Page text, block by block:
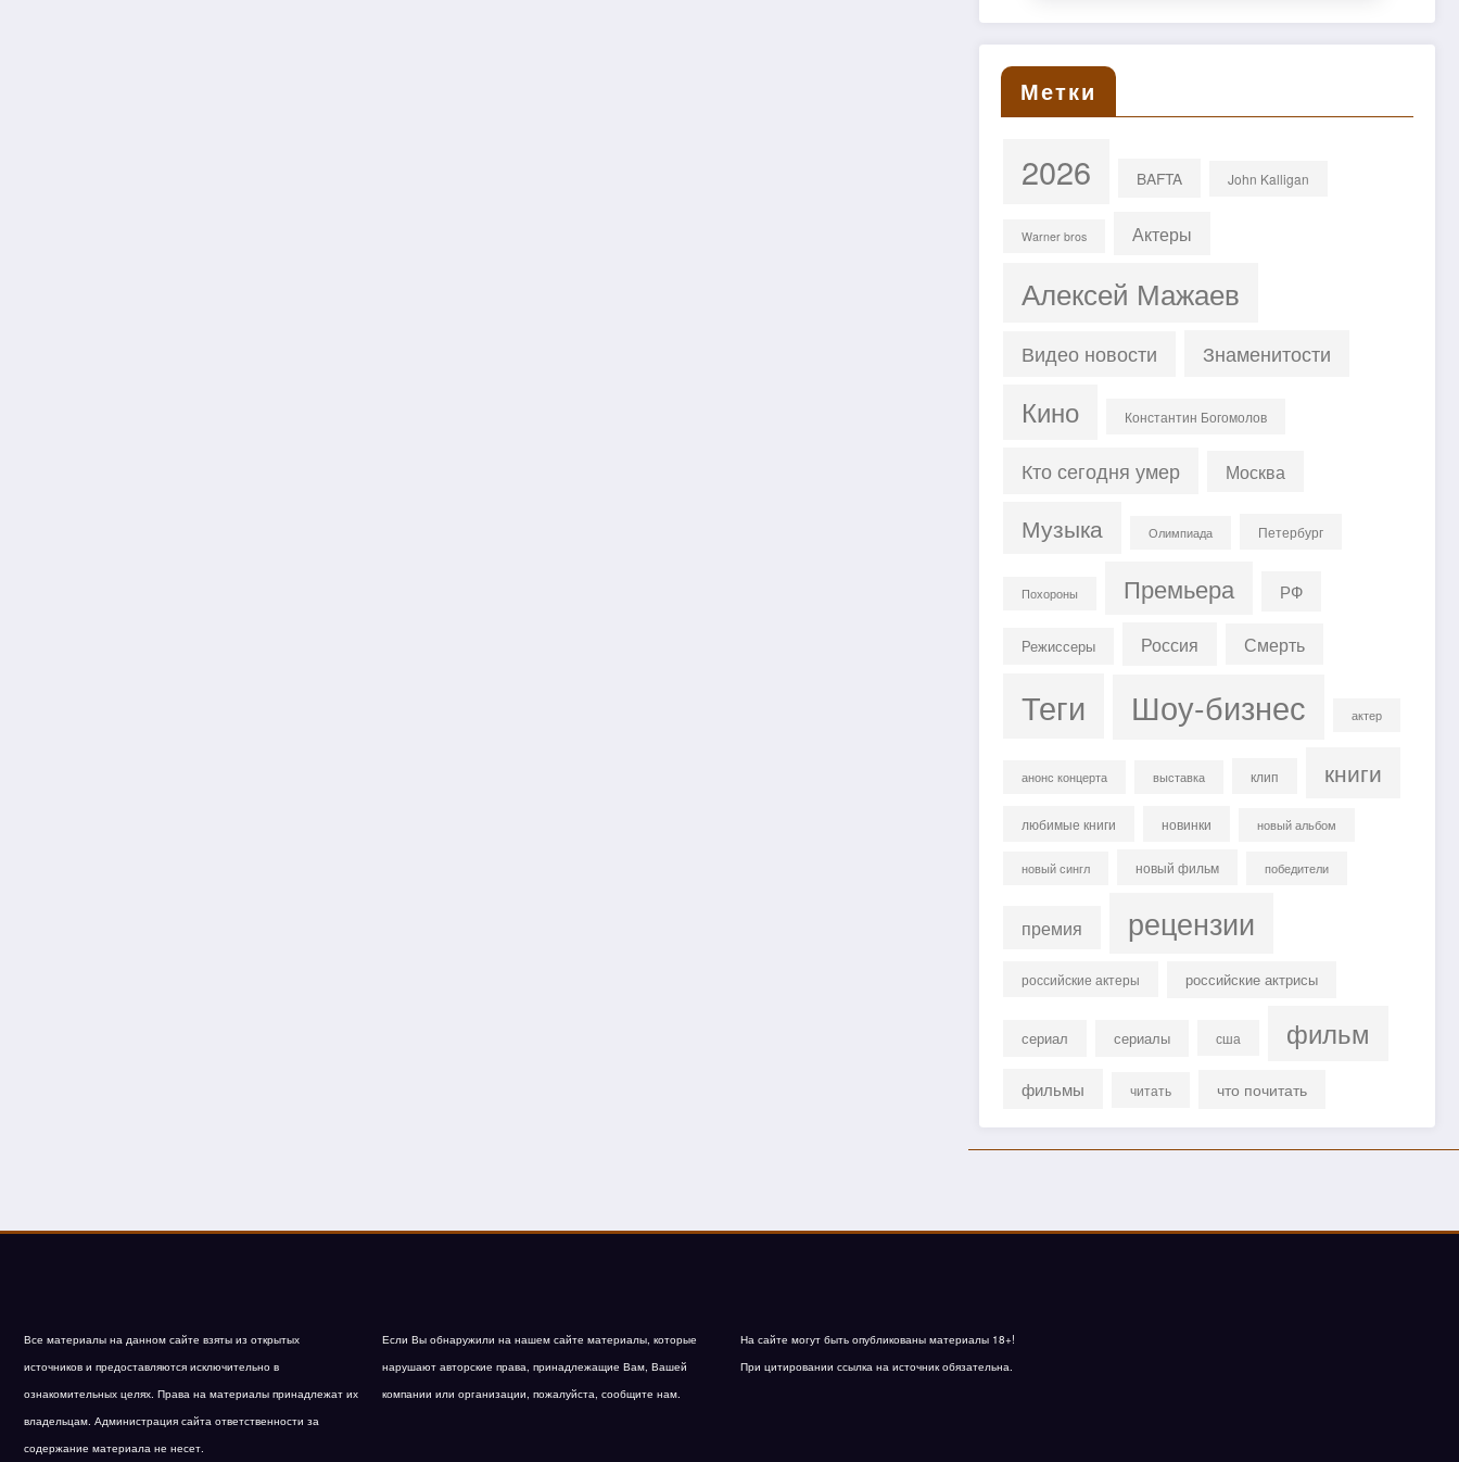
Метки
2026 BAFTA John Kalligan
Warner bros Актеры
Алексей Мажаев
Видео новости Знаменитости
Кино Константин Богомолов
Кто сегодня умер Москва
Музыка Олимпиада Петербург
Похороны Премьера РФ
Режиссеры Россия Смерть
Теги Шоу-бизнес актер
анонс концерта выставка клип книги
любимые книги новинки новый альбом
новый сингл новый фильм победители
премия рецензии
российские актеры российские актрисы
сериал сериалы сша фильм
фильмы читать что почитать
Все материалы на данном сайте взяты из открытых
источников и предоставляются исключительно в
ознакомительных целях. Права на материалы принадлежат их
владельцам. Администрация сайта ответственности за
содержание материала не несет.
Если Вы обнаружили на нашем сайте материалы, которые
нарушают авторские права, принадлежащие Вам, Вашей
компании или организации, пожалуйста, сообщите нам.
На сайте могут быть опубликованы материалы 18+!
При цитировании ссылка на источник обязательна.